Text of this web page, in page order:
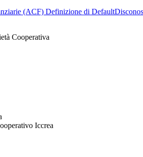
(ACF) Definizione di Default
Cooperativa
Iccrea